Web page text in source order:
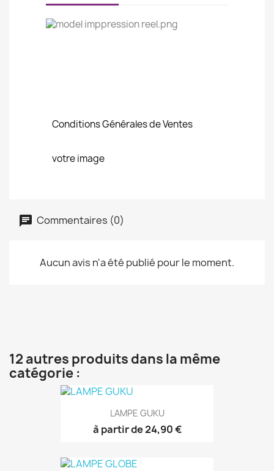
Conditions Générales de Ventes
votre image
Commentaires (0)
Aucun avis n'a été publié pour le moment.
12 autres produits dans la même
catégorie :
LAMPE GUKU
à partir de 24,90 €